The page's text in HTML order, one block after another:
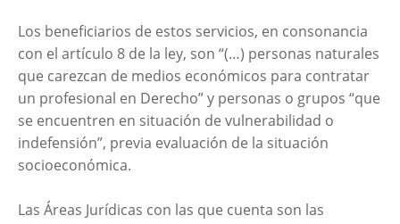
Los beneficiarios de estos servicios, en consonancia
con el artículo 8 de la ley, son “(…) personas naturales
que carezcan de medios económicos para contratar
un profesional en Derecho” y personas o grupos “que
se encuentren en situación de vulnerabilidad o
indefensión”, previa evaluación de la situación
socioeconómica.
Las Áreas Jurídicas con las que cuenta son las